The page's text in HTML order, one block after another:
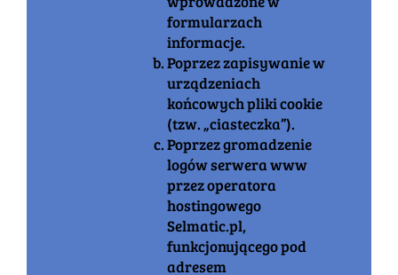
formularzach
informacje.
Poprzez zapisywanie w
urządzeniach
końcowych pliki cookie
(tzw. „ciasteczka”).
Poprzez gromadzenie
logów serwera www
przez operatora
hostingowego
Selmatic.pl,
funkcjonującego pod
adresem